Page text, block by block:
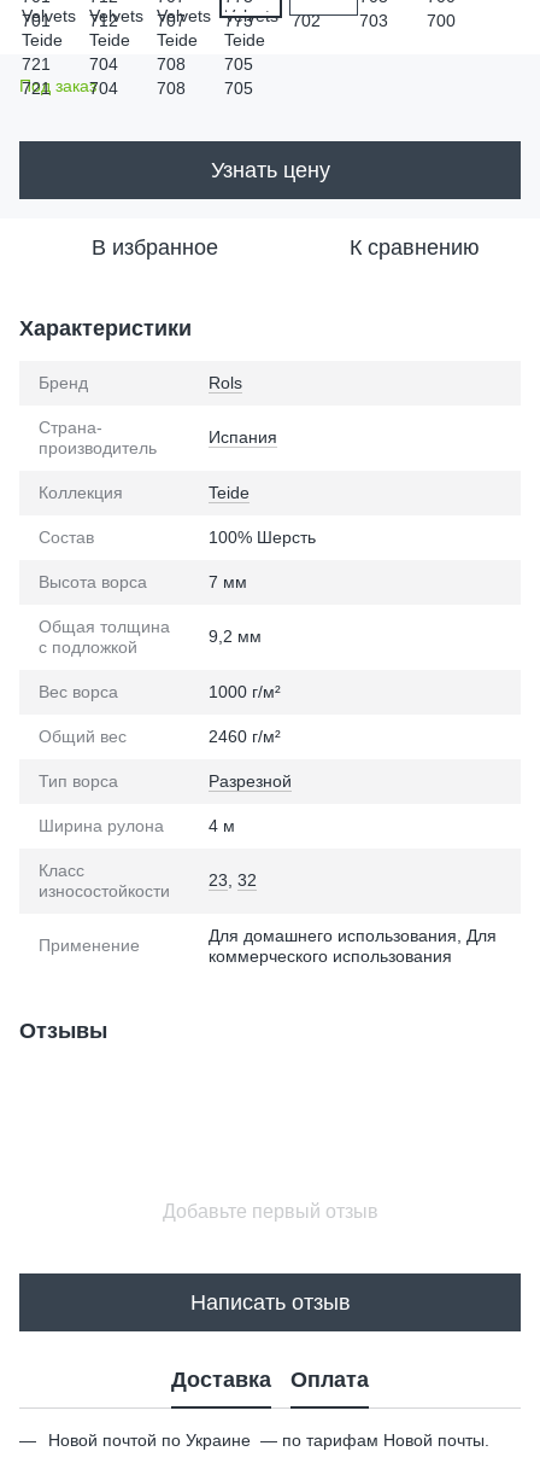
Под заказ
Узнать цену
В избранное К сравнению
Характеристики
Бренд Rols
Страна-
производитель
Испания
Коллекция Teide
Состав 100% Шерсть
Высота ворса 7 мм
Общая толщина
с подложкой
9,2 мм
Вес ворса 1000 г/м²
Общий вес 2460 г/м²
Тип ворса Разрезной
Ширина рулона 4 м
Класс
износостойкости
23 32
Применение
Для домашнего использования, Для
коммерческого использования
Отзывы
Добавьте первый отзыв
Написать отзыв
Доставка Оплата
Новой почтой по Украине — по тарифам Новой почты.